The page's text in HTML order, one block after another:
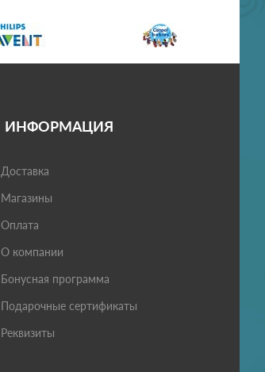
ИНФОРМАЦИЯ
Доставка
Магазины
Оплата
О компании
Бонусная программа
Подарочные сертификаты
Реквизиты